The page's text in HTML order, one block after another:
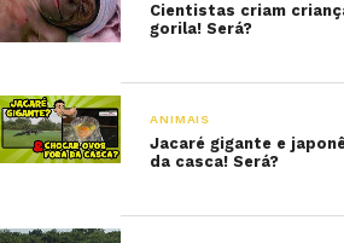
Cientistas criam
gorila! Será?
ANIMAIS
Jacaré gigante e
da casca! Será?